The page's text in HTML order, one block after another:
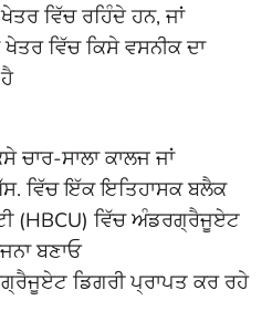
ਵਿੱਚ ਰਹਿੰਦੇ ਹਨ, ਜਾਂ
ਵਿੱਚ ਕਿਸੇ ਵਸਨੀਕ ਦਾ
ਚਾਰ-ਸਾਲਾ ਕਾਲਜ ਜਾਂ
ਵਿੱਚ ਇੱਕ ਇਤਿਹਾਸਕ ਬਲੈਕ
(HBCU) ਵਿੱਚ ਅੰਡਰਗ੍ਰੈਜੂਏਟ
ਬਣਾਓ
ਡਿਗਰੀ ਪ੍ਰਾਪਤ ਕਰ ਰਹੇ